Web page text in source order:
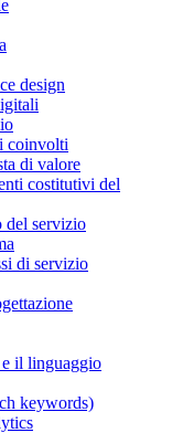
design
coinvolti
di valore
costitutivi del
del servizio
di servizio
il linguaggio
keywords)